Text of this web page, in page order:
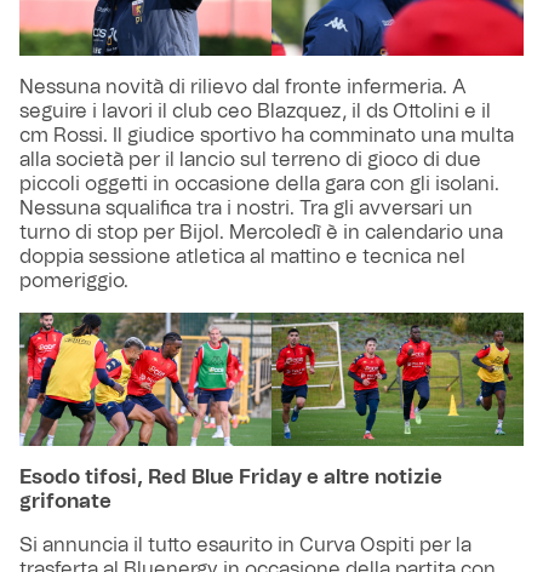
Nessuna novità di rilievo dal fronte infermeria. A
seguire i lavori il club ceo Blazquez, il ds Ottolini e il
cm Rossi. Il giudice sportivo ha comminato una multa
alla società per il lancio sul terreno di gioco di due
piccoli oggetti in occasione della gara con gli isolani.
Nessuna squalifica tra i nostri. Tra gli avversari un
turno di stop per Bijol. Mercoledì è in calendario una
doppia sessione atletica al mattino e tecnica nel
pomeriggio.
Esodo tifosi, Red Blue Friday e altre notizie
grifonate
Si annuncia il tutto esaurito in Curva Ospiti per la